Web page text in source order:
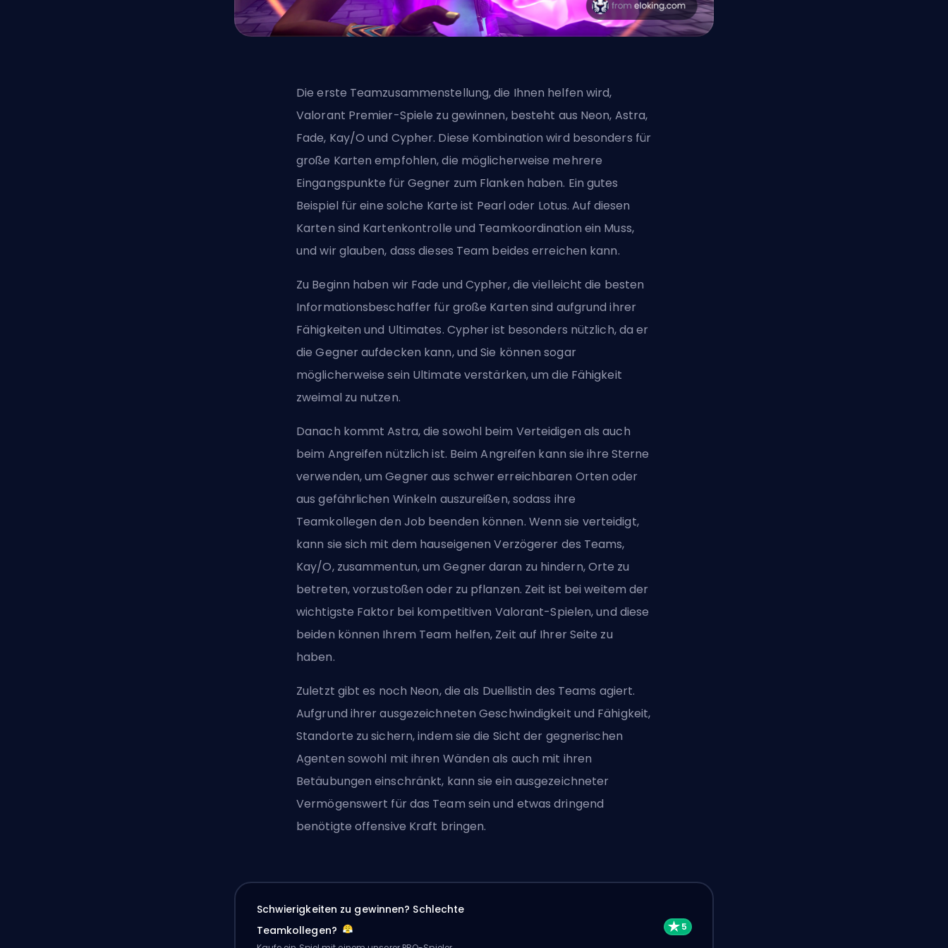
Die erste Teamzusammenstellung, die Ihnen helfen wird,
Valorant Premier-Spiele zu gewinnen, besteht aus Neon, Astra,
Fade, Kay/O und Cypher. Diese Kombination wird besonders für
große Karten empfohlen, die möglicherweise mehrere
Eingangspunkte für Gegner zum Flanken haben. Ein gutes
Beispiel für eine solche Karte ist Pearl oder Lotus. Auf diesen
Karten sind Kartenkontrolle und Teamkoordination ein Muss,
und wir glauben, dass dieses Team beides erreichen kann.
Zu Beginn haben wir Fade und Cypher, die vielleicht die besten
Informationsbeschaffer für große Karten sind aufgrund ihrer
Fähigkeiten und Ultimates. Cypher ist besonders nützlich, da er
die Gegner aufdecken kann, und Sie können sogar
möglicherweise sein Ultimate verstärken, um die Fähigkeit
zweimal zu nutzen.
Danach kommt Astra, die sowohl beim Verteidigen als auch
beim Angreifen nützlich ist. Beim Angreifen kann sie ihre Sterne
verwenden, um Gegner aus schwer erreichbaren Orten oder
aus gefährlichen Winkeln auszureißen, sodass ihre
Teamkollegen den Job beenden können. Wenn sie verteidigt,
kann sie sich mit dem hauseigenen Verzögerer des Teams,
Kay/O, zusammentun, um Gegner daran zu hindern, Orte zu
betreten, vorzustoßen oder zu pflanzen. Zeit ist bei weitem der
wichtigste Faktor bei kompetitiven Valorant-Spielen, und diese
beiden können Ihrem Team helfen, Zeit auf Ihrer Seite zu
haben.
Zuletzt gibt es noch Neon, die als Duellistin des Teams agiert.
Aufgrund ihrer ausgezeichneten Geschwindigkeit und Fähigkeit,
Standorte zu sichern, indem sie die Sicht der gegnerischen
Agenten sowohl mit ihren Wänden als auch mit ihren
Betäubungen einschränkt, kann sie ein ausgezeichneter
Vermögenswert für das Team sein und etwas dringend
benötigte offensive Kraft bringen.
Schwierigkeiten zu gewinnen? Schlechte
Teamkollegen?